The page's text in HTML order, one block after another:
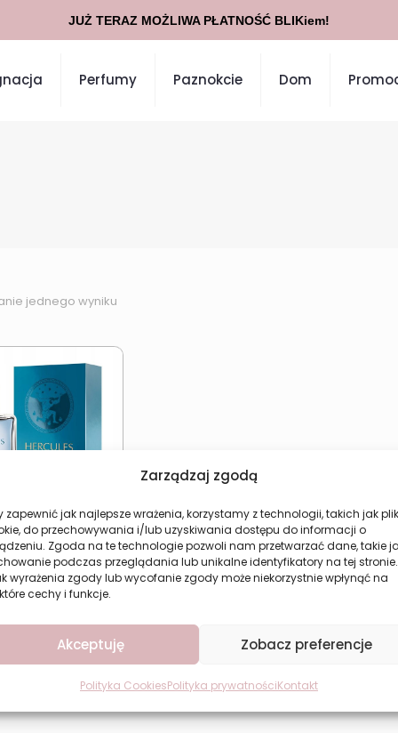
Zarządzaj zgodą
zapewnić jak najlepsze wrażenia, korzystamy z technologii, takich jak
do przechowywania i/lub uzyskiwania dostępu do informacji o
Zgoda na te technologie pozwoli nam przetwarzać dane, takie
podczas przeglądania lub unikalne identyfikatory na tej stronie.
wyrażenia zgody lub wycofanie zgody może niekorzystnie wpłynąć na
cechy i funkcje.
Akceptuję Zobacz preferencje
Polityka CookiesPolityka prywatnościKontakt
Perfumy Paznokcie Dom
jednego wyniku
perfumy świeże
LOTUS Hercules
Blue
39,99zł
JUŻ TERAZ MOŻLIWA PŁATNOŚĆ BLIKiem!